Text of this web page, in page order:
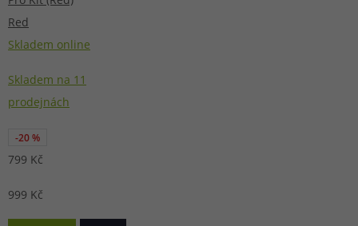
Red
Skladem online
Skladem na 11
prodejnách
-20 %
799 Kč
999 Kč